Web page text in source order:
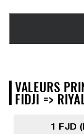
VALEURS
FIDJI =>
1 FJD